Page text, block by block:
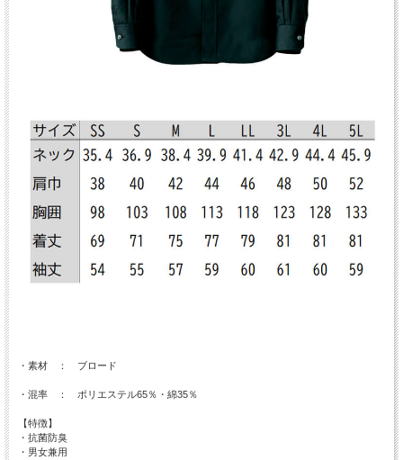
・素材 ： ブロード
・混率 ： ポリエステル65％・綿35％
【特徴】
・抗菌防臭
・男女兼用